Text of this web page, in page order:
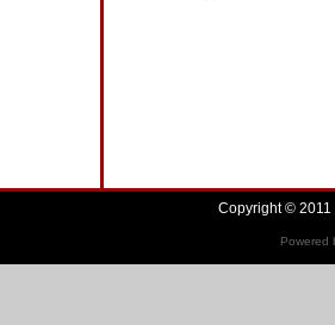
Copyright © 2011
Powered